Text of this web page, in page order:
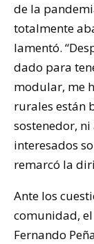
de la
totalmente
lamentó.
dado para
modular, me
rurales están
sostenedor,
interesados
remarcó la
Ante los
comunidad, el
Fernando